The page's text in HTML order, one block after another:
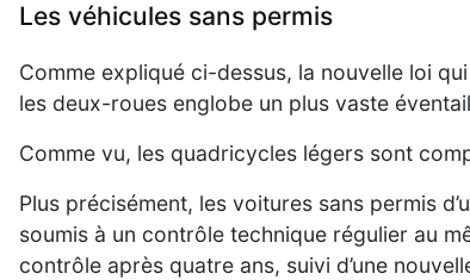
Les véhicules sans permis
Comme expliqué ci-dessus, la nouvelle loi
les deux-roues englobe un plus vaste
Comme vu, les quadricycles légers sont
Plus précisément, les voitures sans permis
soumis à un contrôle technique régulier au
contrôle après quatre ans, suivi d’une